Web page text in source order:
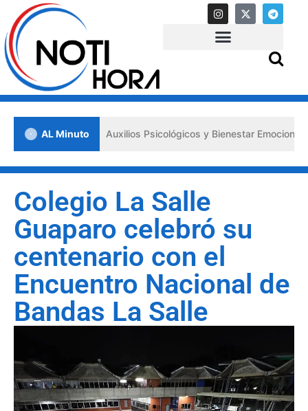
AL Minuto
«Primeros Auxilios Psicológicos y Bienestar Emocional» ante
Colegio La Salle
Guaparo celebró su
centenario con el
Encuentro Nacional de
Bandas La Salle